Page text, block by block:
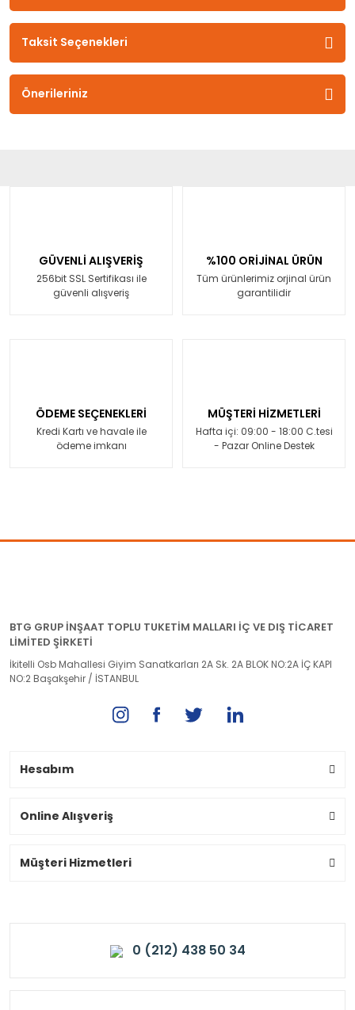
Taksit Seçenekleri
Önerileriniz
GÜVENLİ ALIŞVERİŞ
256bit SSL Sertifikası ile
güvenli alışveriş
%100 ORİJİNAL ÜRÜN
Tüm ürünlerimiz orjinal ürün
garantilidir
ÖDEME SEÇENEKLERİ
Kredi Kartı ve havale ile
ödeme imkanı
MÜŞTERİ HİZMETLERİ
Hafta içi: 09:00 - 18:00 C.tesi
- Pazar Online Destek
BTG GRUP İNŞAAT TOPLU TUKETİM MALLARI İÇ VE DIŞ TİCARET
LİMİTED ŞİRKETİ
İkitelli Osb Mahallesi Giyim Sanatkarları 2A Sk. 2A BLOK NO:2A İÇ KAPI
NO:2 Başakşehir / İSTANBUL
Hesabım
Online Alışveriş
Müşteri Hizmetleri
0 (212) 438 50 34